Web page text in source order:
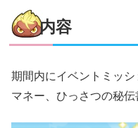
内容
期間内にイベントミッ
マネー、ひっさつの秘